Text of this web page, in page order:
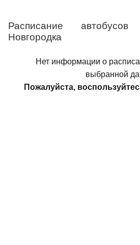
Расписание
Новгородка
Нет информации о
выбранной
Пожалуйста,